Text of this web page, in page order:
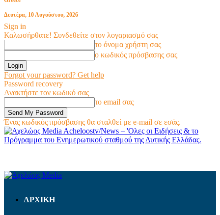
Δευτέρα, 10 Αυγούστου, 2026
Sign in
Καλωσήρθατε! Συνδεθείτε στον λογαριασμό σας
το όνομα χρήστη σας
ο κωδικός πρόσβασης σας
Forgot your password? Get help
Password recovery
Ανακτήστε τον κωδικό σας
το email σας
Ένας κωδικός πρόσβασης θα σταλθεί με e-mail σε εσάς.
Acheloostv/News – 'Ολες οι Ειδήσεις & το
Πρόγραμμα του Ενημερωτικού σταθμού της Δυτικής Ελλάδας.
ΑΡΧΙΚΗ